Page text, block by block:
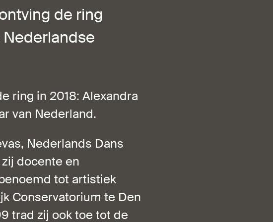
de ring
ring in 2018: Alexandra
van Nederland.
Nederlands Dans
docente en
tot artistiek
Conservatorium te Den
trad zij ook toe tot de